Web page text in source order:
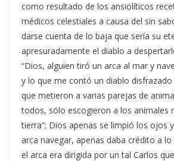
como resultado de los ansiolíticos
médicos celestiales a causa del sin
darse cuenta de lo baja que sería su
apresuradamente el diablo a
“Dios, alguien tiró un arca al mar y
y lo que me contó un diablo
que metieron a varias parejas de
todos, sólo escogieron a los animales
tierra”; Dios apenas se limpió los ojos
arca navegar, apenas daba crédito a
el arca era dirigida por un tal Carlos